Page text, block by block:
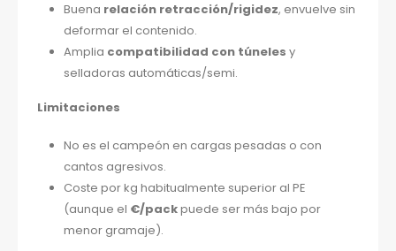
Buena relación retracción/rigidez, envuelve sin
deformar el contenido.
Amplia compatibilidad con túneles y
selladoras automáticas/semi.
Limitaciones
No es el campeón en cargas pesadas o con
cantos agresivos.
Coste por kg habitualmente superior al PE
(aunque el €/packpuede ser más bajo por
menor gramaje).